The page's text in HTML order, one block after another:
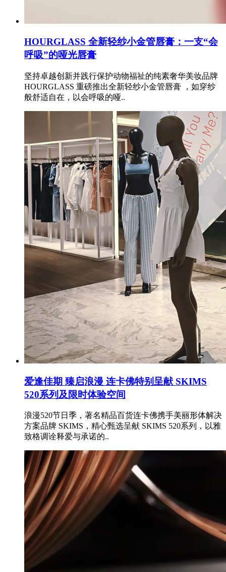
HOURGLASS 全新轻纱小金管唇膏：一支“会
呼吸”的哑光唇膏
坚持卓越创新并践行保护动物福祉的纯素奢华美妆品牌
HOURGLASS 重磅推出全新轻纱小金管唇膏 ，如穿纱
般舒适自在，以会呼吸的哑..
爱逢佳期 臻启浪漫 连卡佛特别呈献 SKIMS
520系列及限时体验空间
浪漫520节日季，著名精品百货连卡佛携手美丽形体解决
方案品牌 SKIMS，精心甄选呈献 SKIMS 520系列，以雅
致格调诠释爱与承诺的..